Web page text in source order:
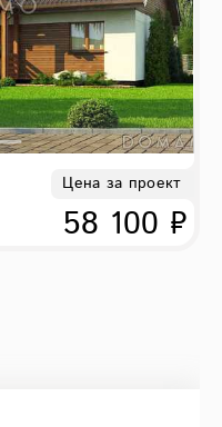
Цена за проект
58 100 ₽